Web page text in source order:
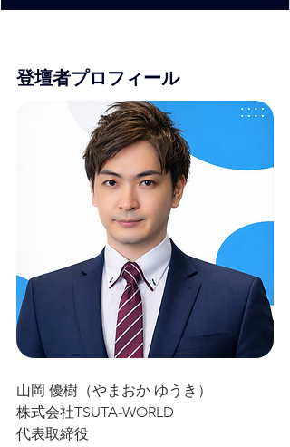
登壇者プロフィール
山岡 優樹（やまおか ゆうき）
株式会社TSUTA-WORLD
代表取締役